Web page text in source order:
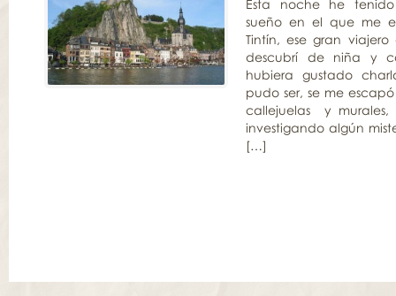
Esta noche he
sueño en el que me
Tintín, ese gran
descubrí de niña y
hubiera gustado
pudo ser, se me
callejuelas y murales,
investigando
[…]